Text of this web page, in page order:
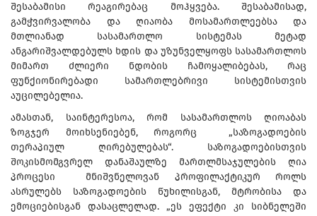
შესაბამისი რეაგირებაც მოჰყვება. შესაბამისად,
გამჭვირვალობა და ღიაობა მოსამართლეებსა და
მთლიანად სასამართლო სისტემას მეტად
ანგარიშვალდებულს ხდის და უზუნველყოფს სასამართლოს
მიმართ ძლიერი ნდობის ჩამოყალიბებას, რაც
ფუნქიონირებადი სამართლებრივი სისტემისთვის
აუცილებელია.
ამასთან, საინტერესოა, რომ სასამართლოს ღიოაბას
ზოგჯერ მოიხსენიებენ, როგორც „საზოგადოების
თერაპიულ ღირებულებას“. საზოგადოებისთვის
შოკისმომგვრელ დანაშაულზე მართლმსაჯულების ღია
პროცესი მნიშვნელოვან პროფილაქტიკურ როლს
ასრულებს საზოგადოების წუხილისგან, მტრობისა და
ემოციებისგან დასაცლელად. „ეს ეფექტი კი სიბნელეში